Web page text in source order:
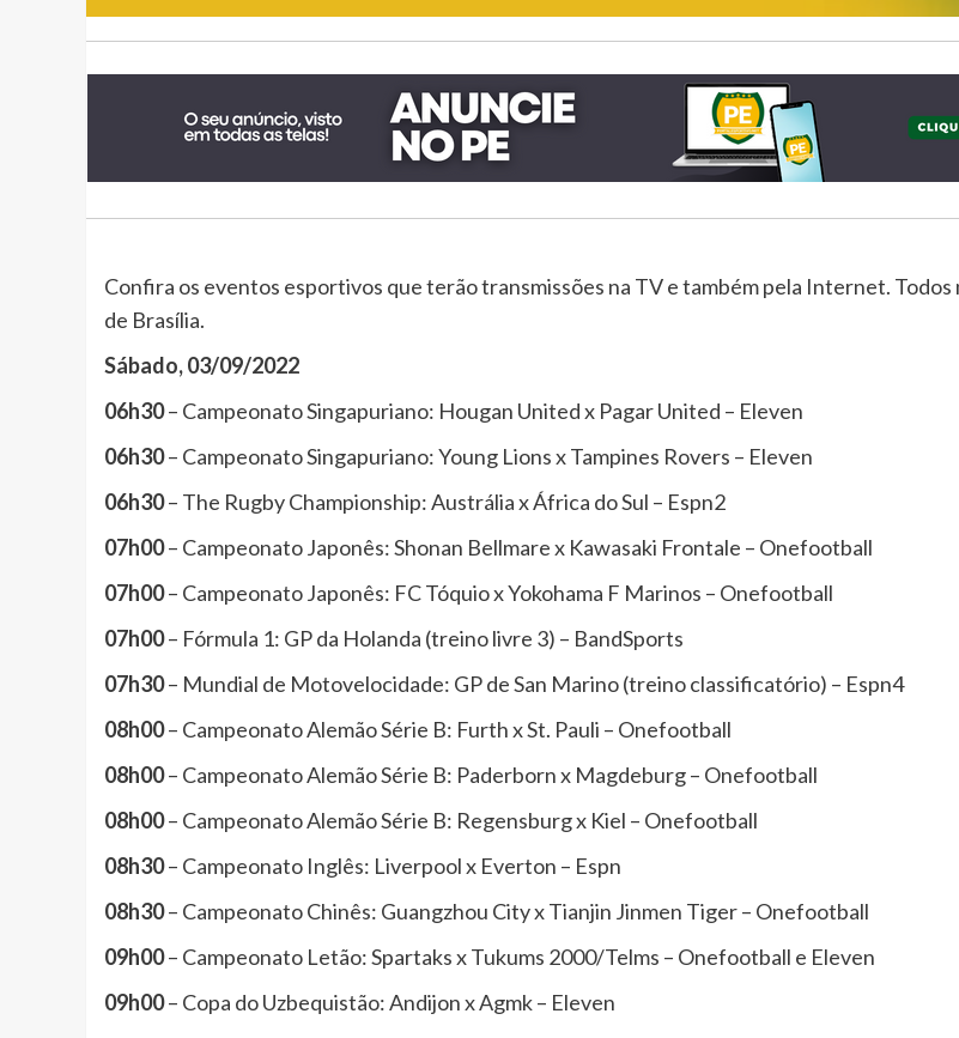
Confira os eventos esportivos que terão transmissões na TV e também pela Internet. Todos
de Brasília.
Sábado, 03/09/2022
06h30– Campeonato Singapuriano: Hougan United x Pagar United – Eleven
06h30– Campeonato Singapuriano: Young Lions x Tampines Rovers – Eleven
06h30– The Rugby Championship: Austrália x África do Sul – Espn2
07h00– Campeonato Japonês: Shonan Bellmare x Kawasaki Frontale – Onefootball
07h00– Campeonato Japonês: FC Tóquio x Yokohama F Marinos – Onefootball
07h00– Fórmula 1: GP da Holanda (treino livre 3) – BandSports
07h30– Mundial de Motovelocidade: GP de San Marino (treino classificatório) – Espn4
08h00– Campeonato Alemão Série B: Furth x St. Pauli – Onefootball
08h00– Campeonato Alemão Série B: Paderborn x Magdeburg – Onefootball
08h00– Campeonato Alemão Série B: Regensburg x Kiel – Onefootball
08h30– Campeonato Inglês: Liverpool x Everton – Espn
08h30– Campeonato Chinês: Guangzhou City x Tianjin Jinmen Tiger – Onefootball
09h00– Campeonato Letão: Spartaks x Tukums 2000/Telms – Onefootball e Eleven
09h00– Copa do Uzbequistão: Andijon x Agmk – Eleven